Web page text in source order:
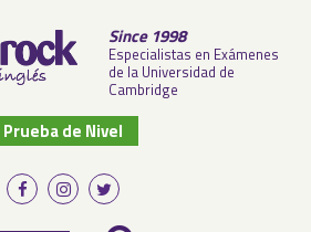
Since 1998
Especialistas en Exámenes
de la Universidad de
Cambridge
Prueba de Nivel